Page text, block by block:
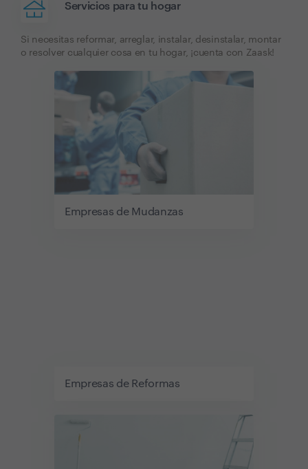
Servicios para tu hogar
Si necesitas reformar, arreglar, instalar, desinstalar, montar
o resolver cualquier cosa en tu hogar, ¡cuenta con Zaask!
Empresas de Mudanzas
Empresas de Reformas